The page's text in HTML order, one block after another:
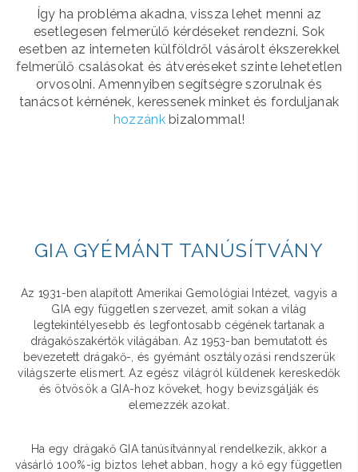
Így ha probléma akadna, vissza lehet menni az
esetlegesen felmerülő kérdéseket rendezni. Sok
esetben az interneten külföldről vásárolt ékszerekkel
felmerülő csalásokat és átveréseket szinte lehetetlen
orvosolni. Amennyiben segítségre szorulnak és
tanácsot kérnének, keressenek minket és forduljanak
hozzánkbizalommal!
GIA GYÉMÁNT TANÚSÍTVÁNY
Az 1931-ben alapított Amerikai Gemológiai Intézet, vagyis a
GIA egy független szervezet, amit sokan a világ
legtekintélyesebb és legfontosabb cégének tartanak a
drágakőszakértők világában. Az 1953-ban bemutatott és
bevezetett drágakő-, és gyémánt osztályozási rendszerük
világszerte elismert. Az egész világról küldenek kereskedők
és ötvösök a GIA-hoz köveket, hogy bevizsgálják és
elemezzék azokat.
Ha egy drágakő GIA tanúsítvánnyal rendelkezik, akkor a
vásárló 100%-ig biztos lehet abban, hogy a kő egy független